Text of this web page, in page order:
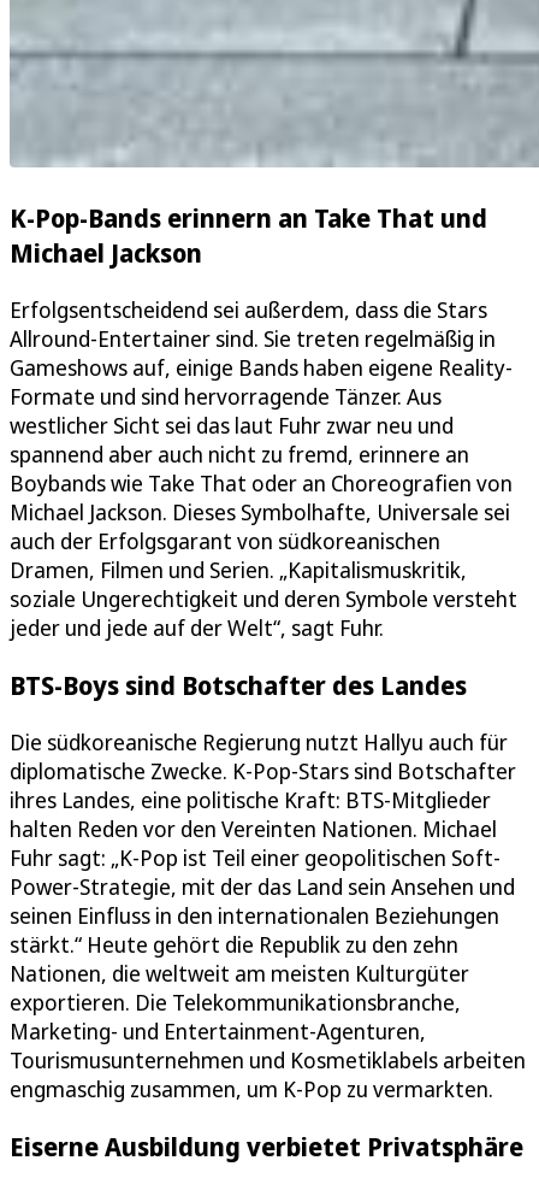
K-Pop-Bands erinnern an Take That und
Michael Jackson
Erfolgsentscheidend sei außerdem, dass die Stars
Allround-Entertainer sind. Sie treten regelmäßig in
Gameshows auf, einige Bands haben eigene Reality-
Formate und sind hervorragende Tänzer. Aus
westlicher Sicht sei das laut Fuhr zwar neu und
spannend aber auch nicht zu fremd, erinnere an
Boybands wie Take That oder an Choreografien von
Michael Jackson. Dieses Symbolhafte, Universale sei
auch der Erfolgsgarant von südkoreanischen
Dramen, Filmen und Serien. „Kapitalismuskritik,
soziale Ungerechtigkeit und deren Symbole versteht
jeder und jede auf der Welt“, sagt Fuhr.
BTS-Boys sind Botschafter des Landes
Die südkoreanische Regierung nutzt Hallyu auch für
diplomatische Zwecke. K-Pop-Stars sind Botschafter
ihres Landes, eine politische Kraft: BTS-Mitglieder
halten Reden vor den Vereinten Nationen. Michael
Fuhr sagt: „K-Pop ist Teil einer geopolitischen Soft-
Power-Strategie, mit der das Land sein Ansehen und
seinen Einfluss in den internationalen Beziehungen
stärkt.“ Heute gehört die Republik zu den zehn
Nationen, die weltweit am meisten Kulturgüter
exportieren. Die Telekommunikationsbranche,
Marketing- und Entertainment-Agenturen,
Tourismusunternehmen und Kosmetiklabels arbeiten
engmaschig zusammen, um K-Pop zu vermarkten.
Eiserne Ausbildung verbietet Privatsphäre